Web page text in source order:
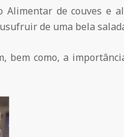
de couves e
de uma bela
bem como, a